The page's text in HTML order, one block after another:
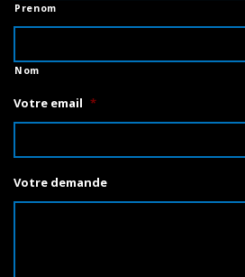
Prenom
Nom
Votre email *
Votre demande